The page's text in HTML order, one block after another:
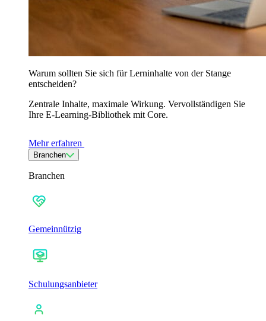
Warum sollten Sie sich für Lerninhalte von der Stange
entscheiden?
Zentrale Inhalte, maximale Wirkung. Vervollständigen Sie
Ihre E-Learning-Bibliothek mit Core.
Mehr erfahren
Branchen
Branchen
Gemeinnützig
Schulungsanbieter